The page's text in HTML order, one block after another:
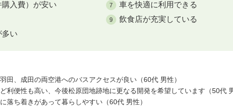
入費）が安い 7 車を快適に利用できる
9 飲食店が充実している
い
田、成田の両空港へのバスアクセスが良い（60代 男性）
利便性も高い、今後松原団地跡地に更なる開発を希望しています（50代
落ち着きがあって暮らしやすい（60代 男性）